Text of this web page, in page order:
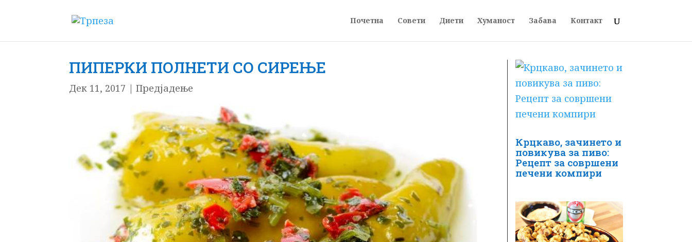
Почетна Совети Диети Хуманост Забава Контакт
ПИПЕРКИ ПОЛНЕТИ СО СИРЕЊЕ
Дек 11, 2017 |Предјадење
Крцкаво, зачинето и
повикува за пиво:
Рецепт за совршени
печени компири